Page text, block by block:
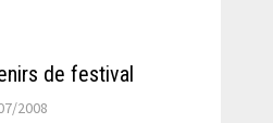
de festival
2008